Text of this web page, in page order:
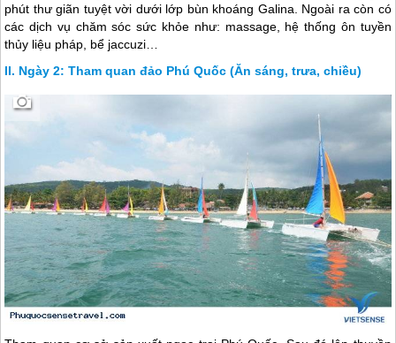
phút thư giãn tuyệt vời dưới lớp bùn khoáng Galina. Ngoài ra còn có
các dịch vụ chăm sóc sức khỏe như: massage, hệ thống ôn tuyền
thủy liệu pháp, bể jaccuzi…
Ngày 2: Tham quan đảo Phú Quốc (Ăn sáng, trưa, chiều)